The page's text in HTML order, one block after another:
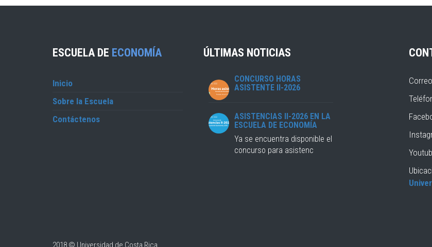
ESCUELA DE ECONOMÍA
Inicio
Sobre la Escuela
Contáctenos
ÚLTIMAS NOTICIAS
CONCURSO HORAS
ASISTENTE II-2026
ASISTENCIAS II-2026 EN LA
ESCUELA DE ECONOMÍA
Ya se encuentra disponible el
concurso para asistenc
2018 © Universidad de Costa Rica